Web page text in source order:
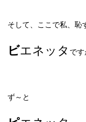
そして、ここで私、恥
ビエネッタ です
ず～と